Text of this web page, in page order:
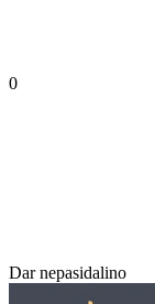
0
Dar nepasidalino